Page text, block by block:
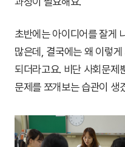
초반에는 아이디어를 잘게
많은데, 결국에는 왜 이렇
되더라고요. 비단 사회문제
문제를 쪼개보는 습관이 생